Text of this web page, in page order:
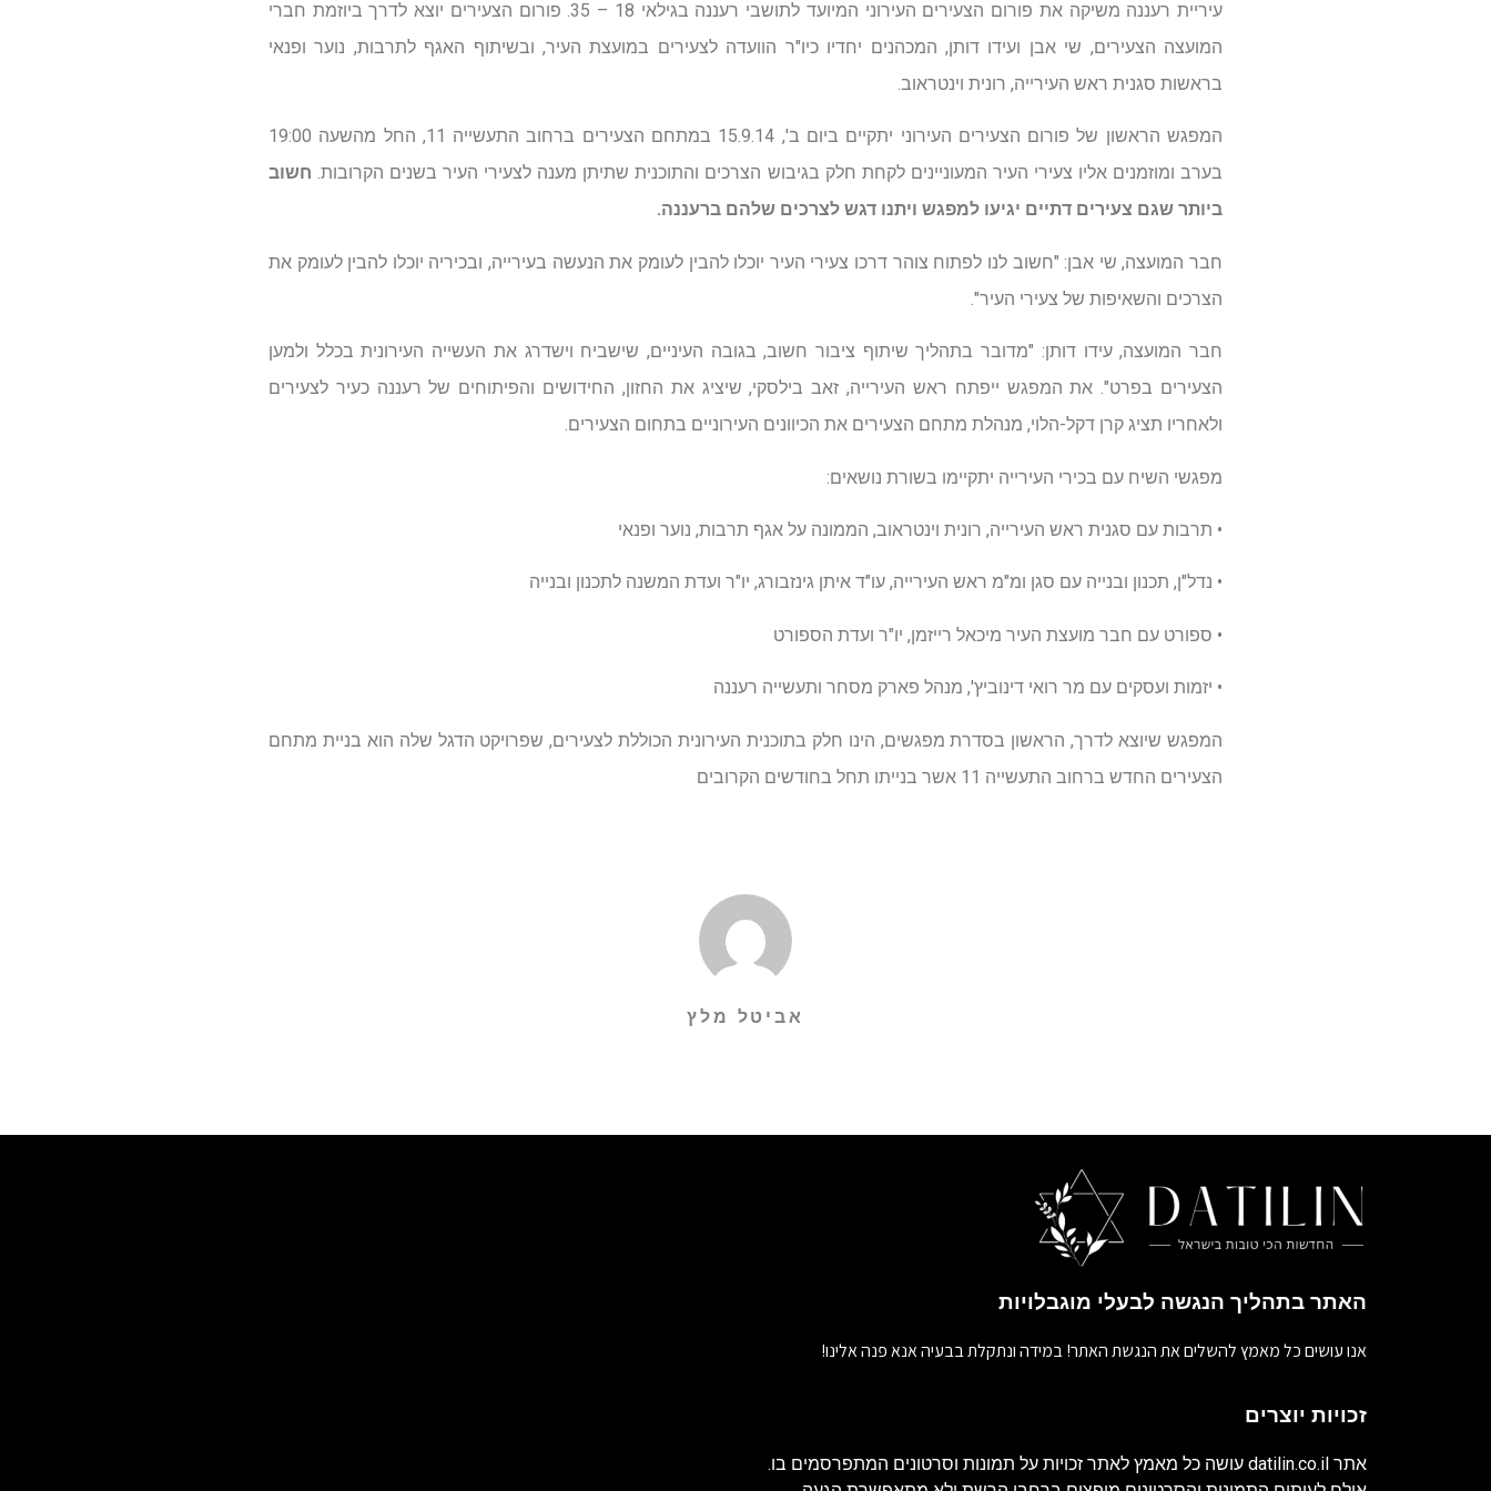
עיריית רעננה משיקה את פורום הצעירים העירוני המיועד לתושבי רעננה בגילאי 18 – 35. פורום הצעירים יוצא לדרך ביוזמת חברי
המועצה הצעירים, שי אבן ועידו דותן, המכהנים יחדיו כיו"ר הוועדה לצעירים במועצת העיר, ובשיתוף האגף לתרבות, נוער ופנאי
בראשות סגנית ראש העירייה, רונית וינטראוב.
המפגש הראשון של פורום הצעירים העירוני יתקיים ביום ב', 15.9.14 במתחם הצעירים ברחוב התעשייה 11, החל מהשעה 19:00
בערב ומוזמנים אליו צעירי העיר המעוניינים לקחת חלק בגיבוש הצרכים והתוכנית שתיתן מענה לצעירי העיר בשנים הקרובות. חשוב
ביותר שגם צעירים דתיים יגיעו למפגש ויתנו דגש לצרכים שלהם ברעננה.
חבר המועצה, שי אבן: "חשוב לנו לפתוח צוהר דרכו צעירי העיר יוכלו להבין לעומק את הנעשה בעירייה, ובכיריה יוכלו להבין לעומק את
הצרכים והשאיפות של צעירי העיר".
חבר המועצה, עידו דותן: "מדובר בתהליך שיתוף ציבור חשוב, בגובה העיניים, שישביח וישדרג את העשייה העירונית בכלל ולמען
הצעירים בפרט". את המפגש ייפתח ראש העירייה, זאב בילסקי, שיציג את החזון, החידושים והפיתוחים של רעננה כעיר לצעירים
ולאחריו תציג קרן דקל-הלוי, מנהלת מתחם הצעירים את הכיוונים העירוניים בתחום הצעירים.
מפגשי השיח עם בכירי העירייה יתקיימו בשורת נושאים:
• תרבות עם סגנית ראש העירייה, רונית וינטראוב, הממונה על אגף תרבות, נוער ופנאי
• נדל"ן, תכנון ובנייה עם סגן ומ"מ ראש העירייה, עו"ד איתן גינזבורג, יו"ר ועדת המשנה לתכנון ובנייה
• ספורט עם חבר מועצת העיר מיכאל רייזמן, יו"ר ועדת הספורט
• יזמות ועסקים עם מר רואי דינוביץ', מנהל פארק מסחר ותעשייה רעננה
המפגש שיוצא לדרך, הראשון בסדרת מפגשים, הינו חלק בתוכנית העירונית הכוללת לצעירים, שפרויקט הדגל שלה הוא בניית מתחם
הצעירים החדש ברחוב התעשייה 11 אשר בנייתו תחל בחודשים הקרובים
אביטל מלץ
האתר בתהליך הנגשה לבעלי מוגבלויות
אנו עושים כל מאמץ להשלים את הנגשת האתר! במידה ונתקלת בבעיה אנא פנה אלינו!
זכויות יוצרים
אתר datilin.co.il עושה כל מאמץ לאתר זכויות על תמונות וסרטונים המתפרסמים בו.